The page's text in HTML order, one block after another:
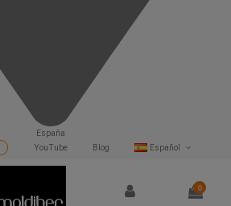
España
Español
Blog
YouTube
0